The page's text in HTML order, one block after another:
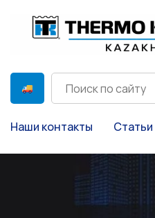
Наши контакты Статьи